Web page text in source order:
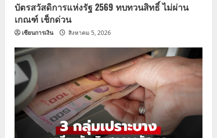
บัตรสวัสดิการแห่งรัฐ 2569 ทบทวนสิทธิ์ ไม่ผ่าน
เกณฑ์ เช็กด่วน
เซียนการเงิน สิงหาคม 5, 2026